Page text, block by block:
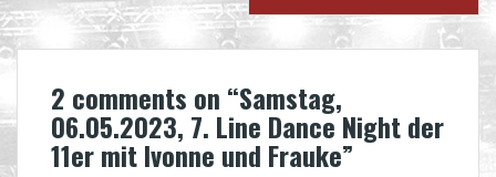
2 comments on “Samstag,
06.05.2023, 7. Line Dance Night der
11er mit Ivonne und Frauke”